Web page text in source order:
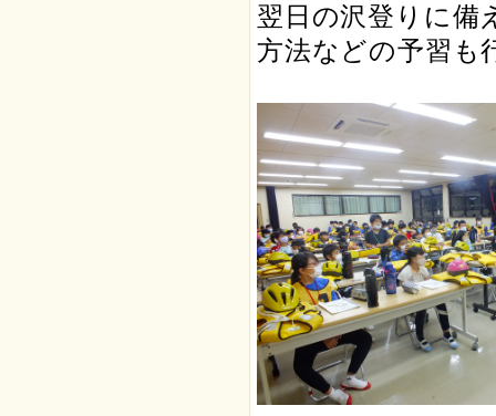
翌日の沢登りに備
方法などの予習も